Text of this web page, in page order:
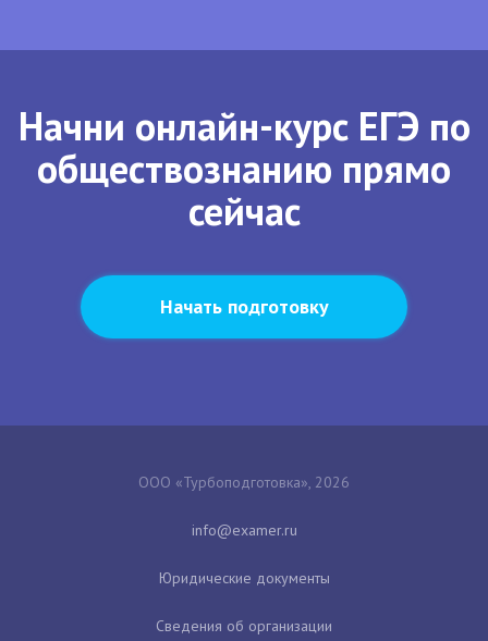
Начни онлайн-курс ЕГЭ по
обществознанию прямо
сейчас
Начать подготовку
ООО «Турбоподготовка», 2026
Юридические документы
Сведения об организации